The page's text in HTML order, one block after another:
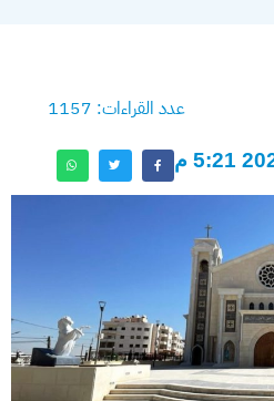
عدد القراءات: 1157